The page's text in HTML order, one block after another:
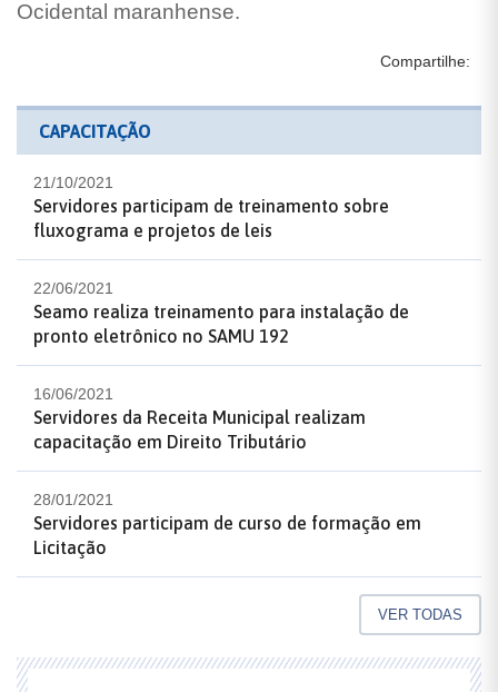
Ocidental maranhense.
Compartilhe:
CAPACITAÇÃO
21/10/2021
Servidores participam de treinamento sobre
fluxograma e projetos de leis
22/06/2021
Seamo realiza treinamento para instalação de
pronto eletrônico no SAMU 192
16/06/2021
Servidores da Receita Municipal realizam
capacitação em Direito Tributário
28/01/2021
Servidores participam de curso de formação em
Licitação
VER TODAS